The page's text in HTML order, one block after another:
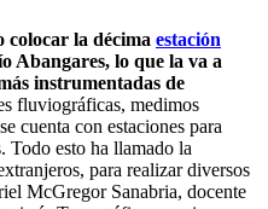
colocar la décima estación
Abangares, lo que la va a
instrumentadas de
fluviográficas, medimos
cuenta con estaciones para
Todo esto ha llamado la
para realizar diversos
McGregor Sanabria, docente